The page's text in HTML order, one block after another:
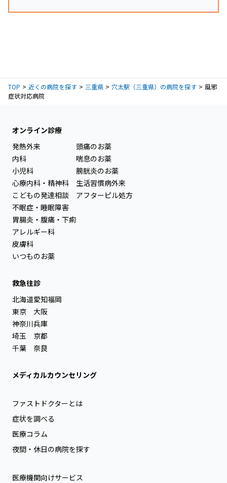
TOP 近くの病院を探す 三重県 穴太駅（三重県）の病院を探す
風邪
症状対応病院
オンライン診療
発熱外来
内科
小児科
心療内科・精神科
こどもの発達相談
不眠症・睡眠障害
胃腸炎・腹痛・下痢
アレルギー科
皮膚科
いつものお薬
頭痛のお薬
喘息のお薬
膀胱炎のお薬
生活習慣病外来
アフターピル処方
救急往診
北海道
東京
神奈川
埼玉
千葉
愛知
大阪
兵庫
京都
奈良
福岡
メディカルカウンセリング
ファストドクターとは
症状を調べる
医療コラム
夜間・休日の病院を探す
医療機関向けサービス